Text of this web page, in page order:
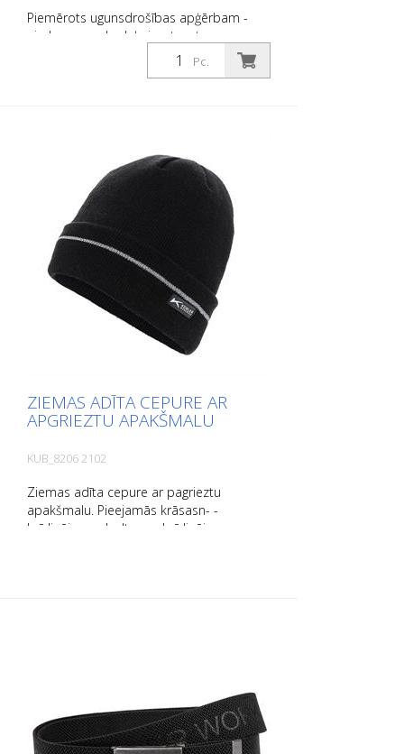
Piemērots ugunsdrošības apģērbam -
aizdare un gala daļa izgatavotas no
poliamīda 6.6 - izturīgs pret liesmām -
Platums: 38 mm - Elastība mehāniskās
Pc.
ZIEMAS ADĪTA CEPURE AR
APGRIEZTU APAKŠMALU
KUB_8206 2102
Ziemas adīta cepure ar pagrieztu
apakšmalu. Pieejamās krāsasn- -
brīdinājuma dzeltena - brīdinājuma